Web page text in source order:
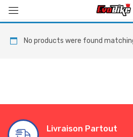
No products were found
Livraison Partout